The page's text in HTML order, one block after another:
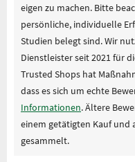
eigen zu machen. Bitte
persönliche, individuelle
Studien belegt sind. Wir
Dienstleister seit 2021 für
Trusted Shops hat
dass es sich um echte
Informationen. Ältere
einem getätigten Kauf und
gesammelt.